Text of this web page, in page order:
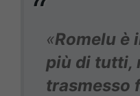
«Romelu è
più di tutti,
trasmesso